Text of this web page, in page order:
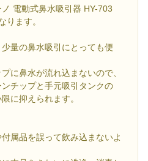
電動式鼻水吸引器 HY-703
ります。
量の鼻水吸引にとっても便
に鼻水が流れ込まないので、
チップと手元吸引タンクの
に抑えられます。
属品を誤って飲み込まないよ